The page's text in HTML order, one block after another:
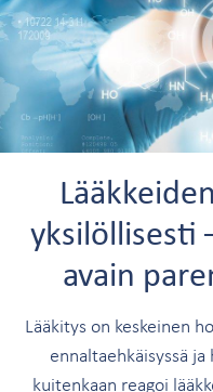
yksilöllisesti
avain
Lääkitys on keskeinen
ennaltaehkäisyssä
kuitenkaan reagoi